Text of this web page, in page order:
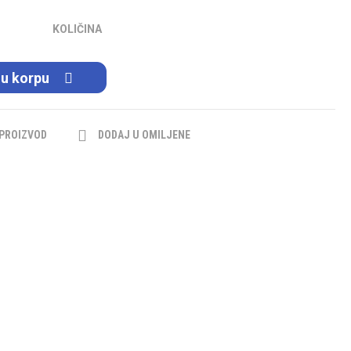
KOLIČINA
korpu
DODAJ U OMILJENE